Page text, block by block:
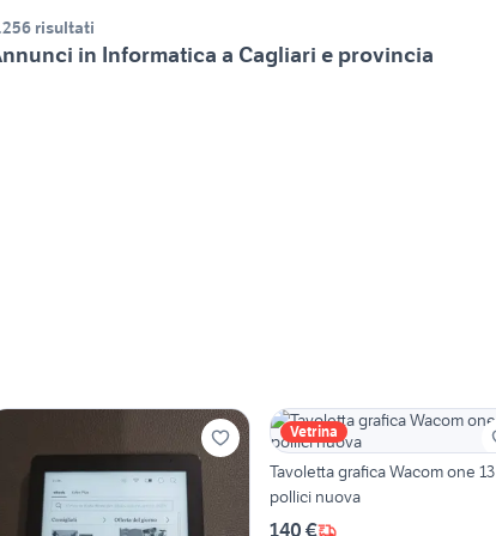
risultati
in Informatica a Cagliari e provincia
Vetrina
Tavoletta grafica Wacom one 13
pollici nuova
140 €